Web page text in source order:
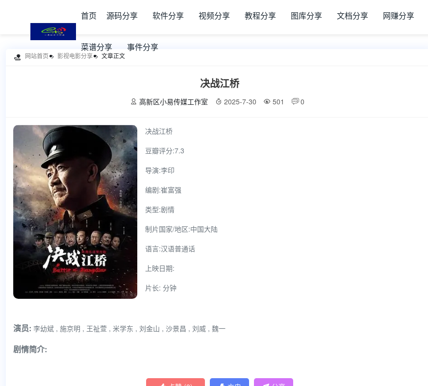
首页 源码分享 软件分享 视频分享 教程分享 图库分享 文档分享 网赚分享
菜谱分享 事件分享
 网站首页 影视电影分享 文章正文
决战江桥
 高新区小易传媒工作室  2025-7-30  501 0
决战江桥
豆瓣评分:7.3
导演:李印
编剧:崔富强
类型:剧情
制片国家/地区:中国大陆
语言:汉语普通话
上映日期:
片长: 分钟
演员: 李幼斌 , 施京明 , 王祉萱 , 米学东 , 刘金山 , 沙景昌 , 刘威 , 魏一
剧情简介: